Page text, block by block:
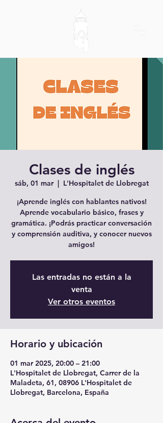
Clases de inglés
sáb, 01 mar
  |
L'Hospitalet de Llobregat
¡Aprende inglés con hablantes nativos!
Aprende vocabulario básico, frases y
gramática. ¡Podrás practicar conversación
y comprensión auditiva, y conocer nuevos
amigos!
Las entradas no están a la
venta
Ver otros eventos
Horario y ubicación
01 mar 2025, 20:00 – 21:00
L'Hospitalet de Llobregat, Carrer de la
Maladeta, 61, 08906 L'Hospitalet de
Llobregat, Barcelona, España